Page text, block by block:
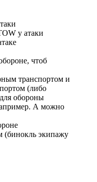
у атаки
чтоб
транспортом и
(либо
обороны
А можно
(бинокль экипажу